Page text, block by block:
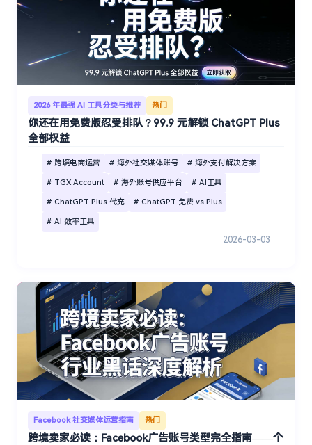
2026 年最强 AI 工具分类与推荐 热门
你还在用免费版忍受排队？99.9 元解锁 ChatGPT Plus
全部权益
# 跨境电商运营 # 海外社交媒体账号 # 海外支付解决方案
# TGX Account # 海外账号供应平台 # AI工具
# ChatGPT Plus 代充 # ChatGPT 免费 vs Plus
# AI 效率工具
2026-03-03
Facebook 社交媒体运营指南 热门
跨境卖家必读：Facebook广告账号类型完全指南——个